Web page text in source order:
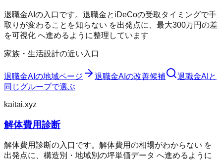
退職金AIの入口です。退職金とiDeCoの受取タイミングで手
取りが変わることを知らない を出発点に、最大300万円の差
を可視化 へ進めるように整理しています
家族・生活設計の近い入口
退職金AI の地域ページ 退職金AI の改善候補 退職金AI と
同じグループで選ぶ
kaitai.xyz
解体費用診断
解体費用診断の入口です。解体費用の相場がわからない を
出発点に、構造別・地域別の坪単価データ へ進めるように